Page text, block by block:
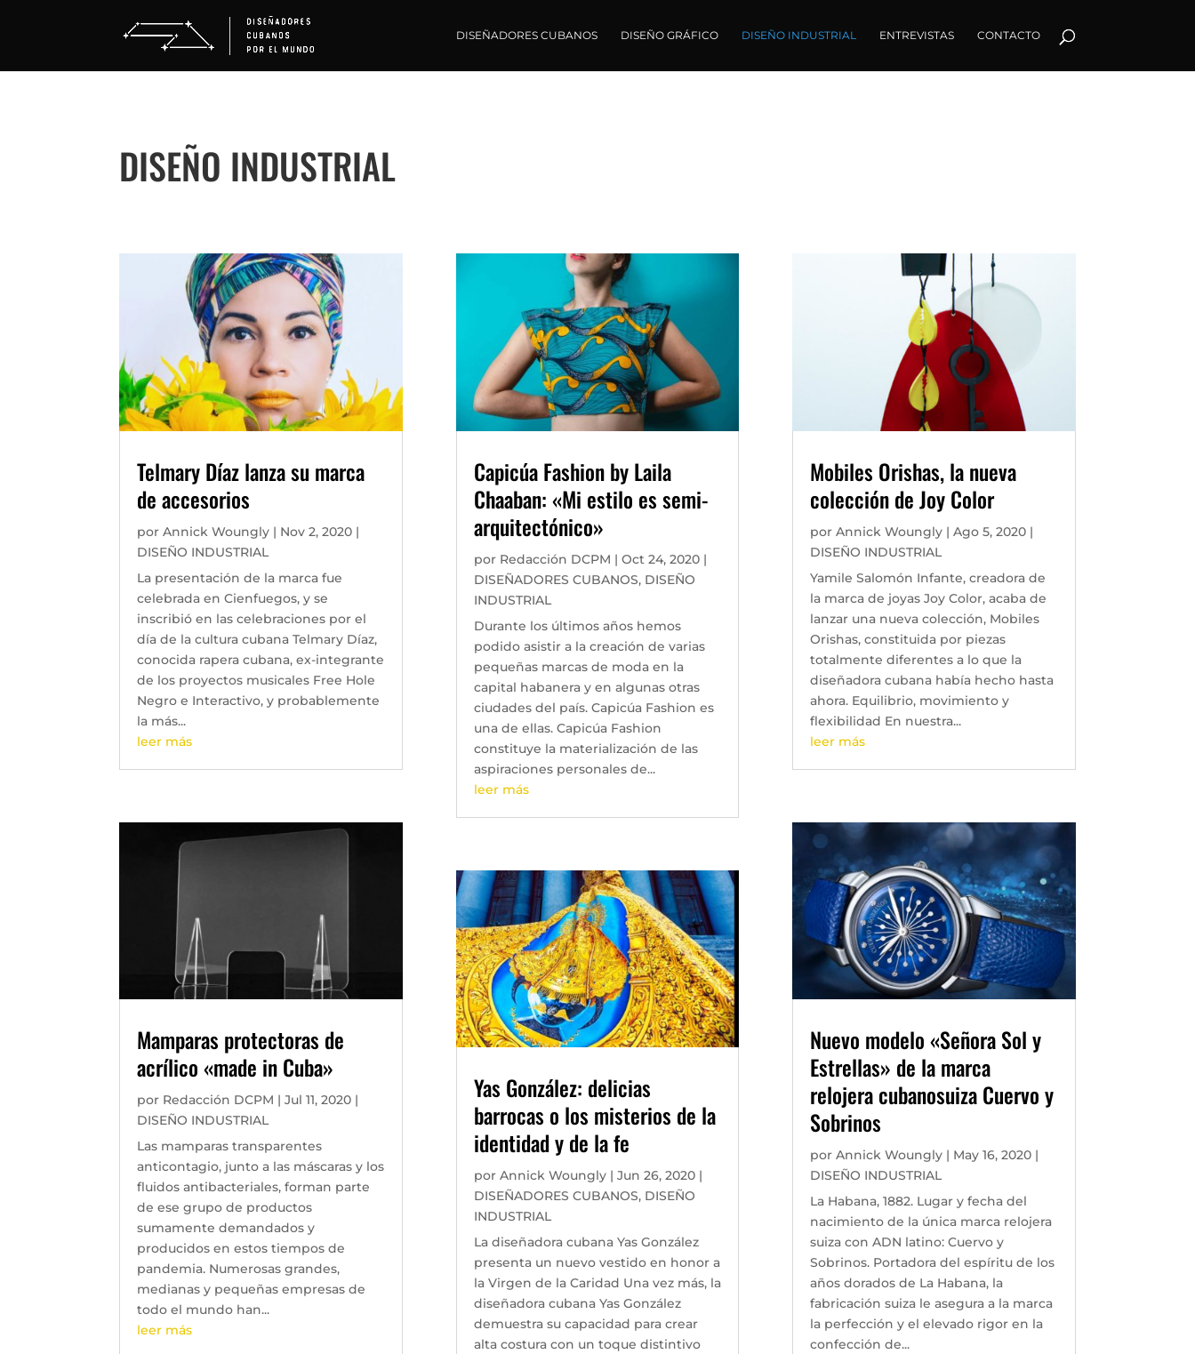
DISEÑADORES CUBANOS DISEÑO GRÁFICO DISEÑO INDUSTRIAL ENTREVISTAS CONTACTO
DISEÑO INDUSTRIAL
Telmary Díaz lanza su marca
de accesorios
porAnnick Woungly | Nov 2, 2020 |
DISEÑO INDUSTRIAL
La presentación de la marca fue
celebrada en Cienfuegos, y se
inscribió en las celebraciones por el
día de la cultura cubana Telmary Díaz,
conocida rapera cubana, ex-integrante
de los proyectos musicales Free Hole
Negro e Interactivo, y probablemente
la más...
leer más
Mamparas protectoras de
acrílico «made in Cuba»
por Redacción DCPM |Jul 11, 2020 |
DISEÑO INDUSTRIAL
Las mamparas transparentes
anticontagio, junto a las máscaras y los
fluidos antibacteriales, forman parte
de ese grupo de productos
sumamente demandados y
producidos en estos tiempos de
pandemia. Numerosas grandes,
medianas y pequeñas empresas de
todo el mundo han...
leer más
Capicúa Fashion by Laila
Chaaban: «Mi estilo es semi-
arquitectónico»
por Redacción DCPM | Oct 24, 2020|
DISEÑADORES CUBANOS, DISEÑO
INDUSTRIAL
Durante los últimos años hemos
podido asistir a la creación de varias
pequeñas marcas de moda en la
capital habanera y en algunas otras
ciudades del país. Capicúa Fashion es
una de ellas. Capicúa Fashion
constituye la materialización de las
aspiraciones personales de...
leer más
Yas González: delicias
barrocas o los misterios de la
identidad y de la fe
por Annick Woungly| Jun 26, 2020|
DISEÑADORES CUBANOS, DISEÑO
INDUSTRIAL
La diseñadora cubana Yas González
presenta un nuevo vestido en honor a
la Virgen de la Caridad Una vez más, la
diseñadora cubana Yas González
demuestra su capacidad para crear
alta costura con un toque distintivo
Mobiles Orishas, la nueva
colección de Joy Color
por Annick Woungly| Ago 5, 2020|
DISEÑO INDUSTRIAL
Yamile Salomón Infante, creadora de
la marca de joyas Joy Color, acaba de
lanzar una nueva colección, Mobiles
Orishas, constituida por piezas
totalmente diferentes a lo que la
diseñadora cubana había hecho hasta
ahora. Equilibrio, movimiento y
flexibilidad En nuestra...
leer más
Nuevo modelo «Señora Sol y
Estrellas» de la marca
relojera cubanosuiza Cuervo y
Sobrinos
por Annick Woungly| May 16, 2020|
DISEÑO INDUSTRIAL
La Habana, 1882. Lugar y fecha del
nacimiento de la única marca relojera
suiza con ADN latino: Cuervo y
Sobrinos. Portadora del espíritu de los
años dorados de La Habana, la
fabricación suiza le asegura a la marca
la perfección y el elevado rigor en la
confección de...